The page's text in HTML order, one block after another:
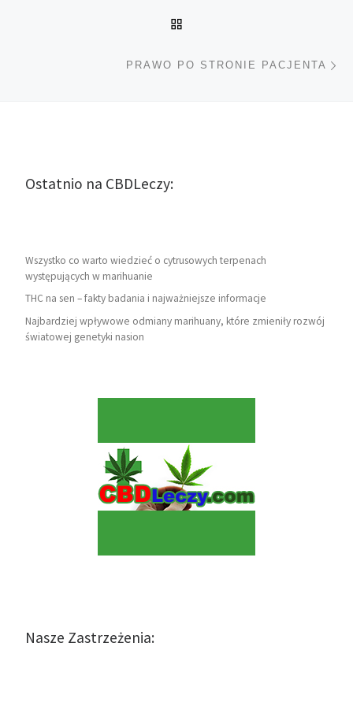
PRAWO PO STRONIE PACJENTA
Ostatnio na CBDLeczy:
Wszystko co warto wiedzieć o cytrusowych terpenach
występujących w marihuanie
THC na sen – fakty badania i najważniejsze informacje
Najbardziej wpływowe odmiany marihuany, które zmieniły rozwój
światowej genetyki nasion
Nasze Zastrzeżenia: